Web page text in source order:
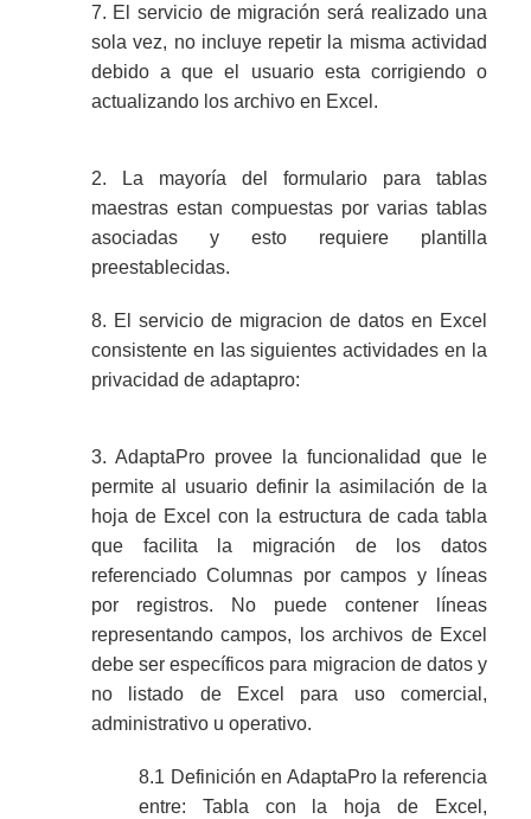
7. El servicio de migración será realizado una
sola vez, no incluye repetir la misma actividad
debido a que el usuario esta corrigiendo o
actualizando los archivo en Excel.
2. La mayoría del formulario para tablas
maestras estan compuestas por varias tablas
asociadas y esto requiere plantilla
preestablecidas.
8. El servicio de migracion de datos en Excel
consistente en las siguientes actividades en la
privacidad de adaptapro:
3. AdaptaPro provee la funcionalidad que le
permite al usuario definir la asimilación de la
hoja de Excel con la estructura de cada tabla
que facilita la migración de los datos
referenciado Columnas por campos y líneas
por registros. No puede contener líneas
representando campos, los archivos de Excel
debe ser específicos para migracion de datos y
no listado de Excel para uso comercial,
administrativo u operativo.
8.1 Definición en AdaptaPro la referencia
entre: Tabla con la hoja de Excel,